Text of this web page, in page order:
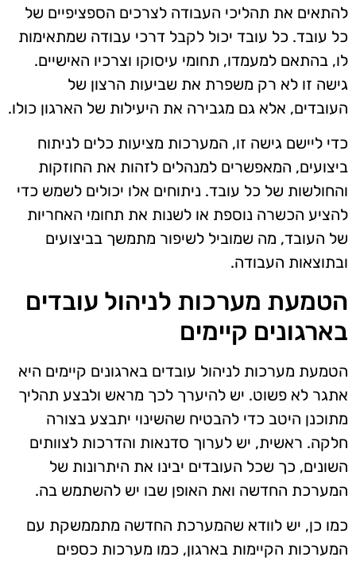
להתאים את תהליכי העבודה לצרכים הספציפיים של
כל עובד. כל עובד יכול לקבל דרכי עבודה שמתאימות
לו, בהתאם למעמדו, תחומי עיסוקו וצרכיו האישיים.
גישה זו לא רק משפרת את שביעות הרצון של
העובדים, אלא גם מגבירה את היעילות של הארגון כולו.
כדי ליישם גישה זו, המערכות מציעות כלים לניתוח
ביצועים, המאפשרים למנהלים לזהות את החוזקות
והחולשות של כל עובד. ניתוחים אלו יכולים לשמש כדי
להציע הכשרה נוספת או לשנות את תחומי האחריות
של העובד, מה שמוביל לשיפור מתמשך בביצועים
ובתוצאות העבודה.
הטמעת מערכות לניהול עובדים
בארגונים קיימים
הטמעת מערכות לניהול עובדים בארגונים קיימים היא
אתגר לא פשוט. יש להיערך לכך מראש ולבצע תהליך
מתוכנן היטב כדי להבטיח שהשינוי יתבצע בצורה
חלקה. ראשית, יש לערוך סדנאות והדרכות לצוותים
השונים, כך שכל העובדים יבינו את היתרונות של
המערכת החדשה ואת האופן שבו יש להשתמש בה.
כמו כן, יש לוודא שהמערכת החדשה מתממשקת עם
המערכות הקיימות בארגון, כמו מערכות כספים